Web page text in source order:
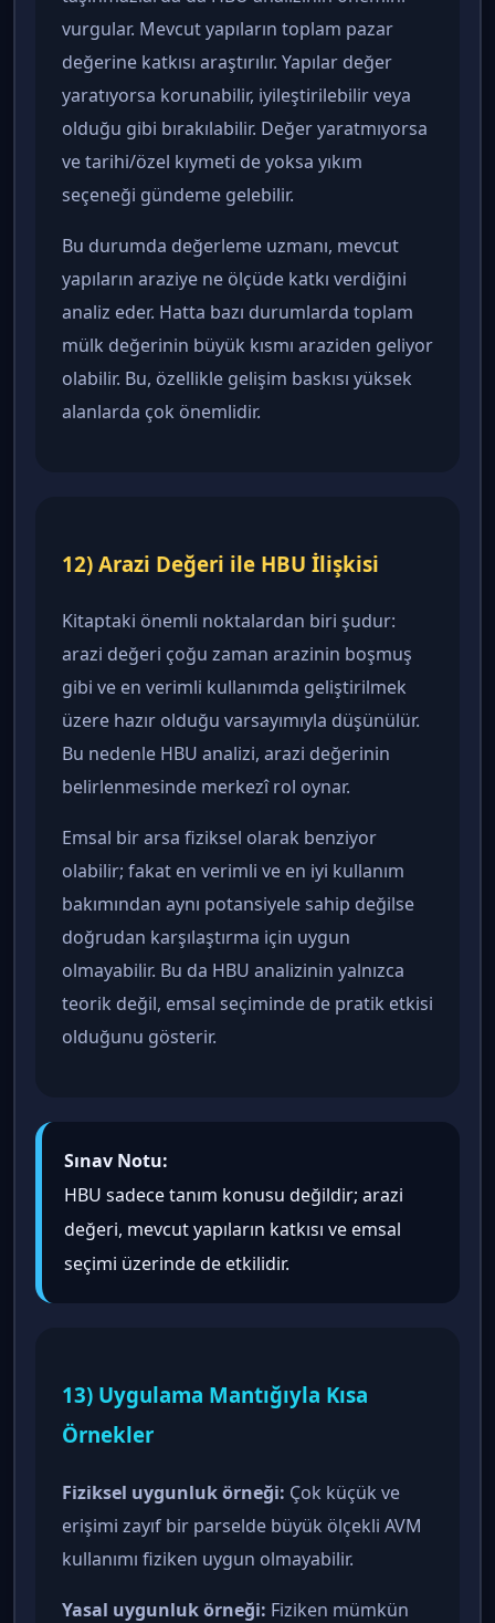
vurgular. Mevcut yapıların toplam pazar
değerine katkısı araştırılır. Yapılar değer
yaratıyorsa korunabilir, iyileştirilebilir veya
olduğu gibi bırakılabilir. Değer yaratmıyorsa
ve tarihi/özel kıymeti de yoksa yıkım
seçeneği gündeme gelebilir.
Bu durumda değerleme uzmanı, mevcut
yapıların araziye ne ölçüde katkı verdiğini
analiz eder. Hatta bazı durumlarda toplam
mülk değerinin büyük kısmı araziden geliyor
olabilir. Bu, özellikle gelişim baskısı yüksek
alanlarda çok önemlidir.
12) Arazi Değeri ile HBU İlişkisi
Kitaptaki önemli noktalardan biri şudur:
arazi değeri çoğu zaman arazinin boşmuş
gibi ve en verimli kullanımda geliştirilmek
üzere hazır olduğu varsayımıyla düşünülür.
Bu nedenle HBU analizi, arazi değerinin
belirlenmesinde merkezî rol oynar.
Emsal bir arsa fiziksel olarak benziyor
olabilir; fakat en verimli ve en iyi kullanım
bakımından aynı potansiyele sahip değilse
doğrudan karşılaştırma için uygun
olmayabilir. Bu da HBU analizinin yalnızca
teorik değil, emsal seçiminde de pratik etkisi
olduğunu gösterir.
Sınav Notu:
HBU sadece tanım konusu değildir; arazi
değeri, mevcut yapıların katkısı ve emsal
seçimi üzerinde de etkilidir.
13) Uygulama Mantığıyla Kısa
Örnekler
Fiziksel uygunluk örneği: Çok küçük ve
erişimi zayıf bir parselde büyük ölçekli AVM
kullanımı fiziken uygun olmayabilir.
Yasal uygunluk örneği: Fiziken mümkün